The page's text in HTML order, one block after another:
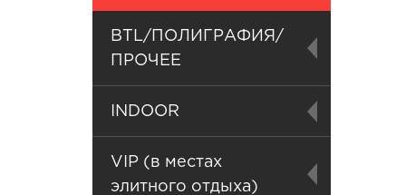
BTL/ПОЛИГРАФИЯ/
ПРОЧЕЕ
INDOOR
VIP (в местах
элитного отдыха)